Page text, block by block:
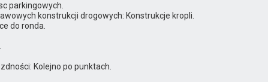
parkingowych.
konstrukcji drogowych: Konstrukcje kropli.
do ronda.
Kolejno po punktach.